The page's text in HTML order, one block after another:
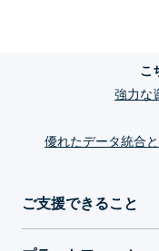
こ
強力な
優れたデータ統合
ご支援できること